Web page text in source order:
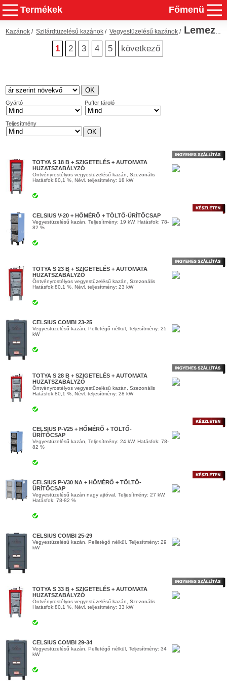
Termékek Főmenü
Kazánok /Szilárdtüzelésű kazánok /Vegyestüzelésű kazánok / Lemez kazánok
1 2 3 4 5 következő
Gyártó Puffer tároló
Teljesítmény
TOTYA S 18 B + SZIGETELÉS + AUTOMATA
HUZATSZABÁLYZÓ
Öntvényrostélyos vegyestüzelésű kazán, Szezonális
Hatásfok:80,1 %, Névl. teljesítmény: 18 kW
CELSIUS V-20 + HŐMÉRŐ + TÖLTŐ-ÜRÍTŐCSAP
Vegyestüzelésű kazán, Teljesítmény: 19 kW, Hatásfok: 78-
82 %
TOTYA S 23 B + SZIGETELÉS + AUTOMATA
HUZATSZABÁLYZÓ
Öntvényrostélyos vegyestüzelésű kazán, Szezonális
Hatásfok:80,1 %, Névl. teljesítmény: 23 kW
CELSIUS COMBI 23-25
Vegyestüzelésű kazán, Pelletégő nélkül, Teljesítmény: 25
kW
TOTYA S 28 B + SZIGETELÉS + AUTOMATA
HUZATSZABÁLYZÓ
Öntvényrostélyos vegyestüzelésű kazán, Szezonális
Hatásfok:80,1 %, Névl. teljesítmény: 28 kW
CELSIUS P-V25 + HŐMÉRŐ + TÖLTŐ-
ÜRÍTŐCSAP
Vegyestüzelésű kazán, Teljesítmény: 24 kW, Hatásfok: 78-
82 %
CELSIUS P-V30 NA + HŐMÉRŐ + TÖLTŐ-
ÜRÍTŐCSAP
Vegyestüzelésű kazán nagy ajtóval, Teljesítmény: 27 kW,
Hatásfok: 78-82 %
CELSIUS COMBI 25-29
Vegyestüzelésű kazán, Pelletégő nélkül, Teljesítmény: 29
kW
TOTYA S 33 B + SZIGETELÉS + AUTOMATA
HUZATSZABÁLYZÓ
Öntvényrostélyos vegyestüzelésű kazán, Szezonális
Hatásfok:80,1 %, Névl. teljesítmény: 33 kW
CELSIUS COMBI 29-34
Vegyestüzelésű kazán, Pelletégő nélkül, Teljesítmény: 34
kW